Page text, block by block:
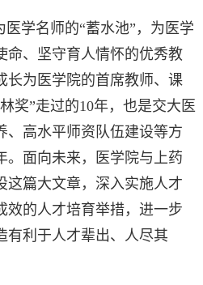
学名师的“蓄水池”，为医学
命、坚守育人情怀的优秀教
长为医学院的首席教师、课
奖”走过的10年，也是交大医
、高水平师资队伍建设等方
。面向未来，医学院与上药
这篇大文章，深入实施人才
效的人才培育举措，进一步
有利于人才辈出、人尽其